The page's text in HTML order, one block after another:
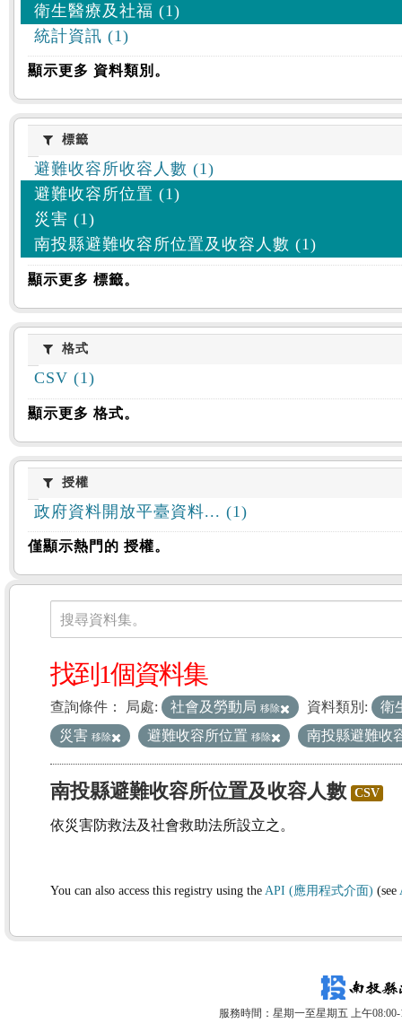
衛生醫療及社福 (1)
統計資訊 (1)
顯示更多 資料類別。
標籤標籤
避難收容所收容人數 (1)
避難收容所位置 (1)
災害 (1)
南投縣避難收容所位置及收容人數 (1)
顯示更多 標籤。
格式格式
CSV (1)
顯示更多 格式。
授權授權
政府資料開放平臺資料... (1)
僅顯示熱門的 授權。
資料集
搜尋資料集。
找到1個資料集
查詢條件： 局處: 社會及勞動局 移除 資料類別:
衛
災害 移除 避難收容所位置 移除 南投縣避難收
南投縣避難收容所位置及收容人數 CSV
依災害防救法及社會救助法所設立之。
You can also access this registry using the API (應用程式介面) (see
服務時間：星期一至星期五 上午